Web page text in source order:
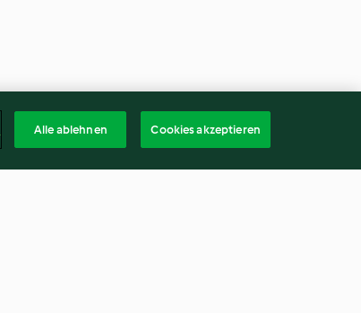
Alle ablehnen Cookies akzeptieren